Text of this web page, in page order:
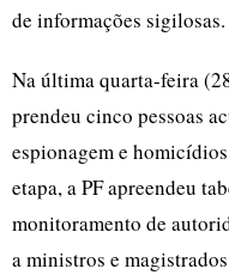
de informações sigilosas.
Na última quarta-feira
prendeu cinco pessoas
espionagem e
etapa, a PF apreendeu
monitoramento de
a ministros e